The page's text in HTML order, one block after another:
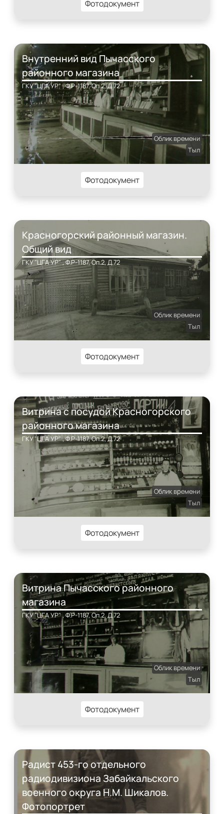
Фотодокумент
Внутренний вид Пычасского
районного магазина
ГКУ "ЦГА УР" , Ф.Р-1187, Оп.2, Д.72
Облик времени
Тыл
Фотодокумент
Красногорский районный магазин.
Общий вид
ГКУ "ЦГА УР" , Ф.Р-1187, Оп.2, Д.72
Облик времени
Тыл
Фотодокумент
Витрина с посудой Красногорского
районного магазина
ГКУ "ЦГА УР" , Ф.Р-1187, Оп.2, Д.72
Облик времени
Тыл
Фотодокумент
Витрина Пычасского районного
магазина
ГКУ "ЦГА УР" , Ф.Р-1187, Оп.2, Д.72
Облик времени
Тыл
Фотодокумент
Радист 453-го отдельного
радиодивизиона Забайкальского
военного округа Н.М. Шикалов.
Фотопортрет